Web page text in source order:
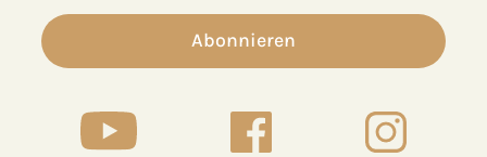
Abonnieren